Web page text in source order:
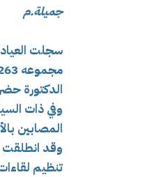
جميلة.م
سجلت
الدكتورة
وفي ذات
المصابين
وقد
تنظيم